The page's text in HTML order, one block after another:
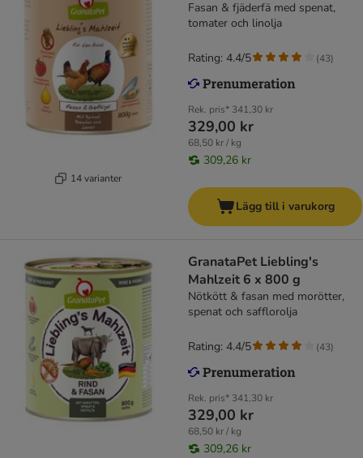
14 varianter
Fasan & fjäderfä med spenat,
tomater och linolja
Rek. pris* 341,30 kr
329,00 kr
68,50 kr / kg
309,26 kr
Rating: 4.4/5 (43)
Lägg till i varukorg
GranataPet Liebling's
Mahlzeit 6 x 800 g
Nötkött & fasan med morötter,
spenat och safflorolja
Rek. pris* 341,30 kr
329,00 kr
68,50 kr / kg
309,26 kr
Rating: 4.4/5 (43)